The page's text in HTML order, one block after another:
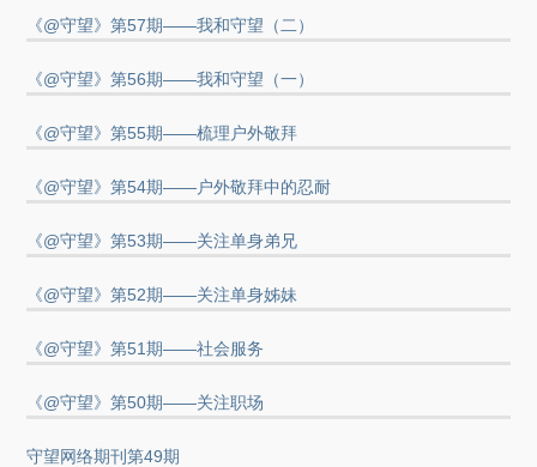
《@守望》第57期——我和守望（二）
《@守望》第56期——我和守望（一）
《@守望》第55期——梳理户外敬拜
《@守望》第54期——户外敬拜中的忍耐
《@守望》第53期——关注单身弟兄
《@守望》第52期——关注单身姊妹
《@守望》第51期——社会服务
《@守望》第50期——关注职场
守望网络期刊第49期